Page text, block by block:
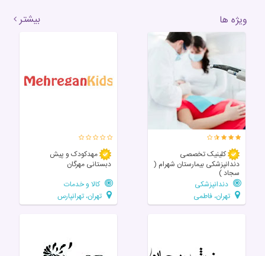
ویژه ها بیشتر
کلینیک تخصصی
دندانپزشکی بیمارستان شهرام (
سجاد )
دندانپزشکی
تهران، فاطمی
مهدکودک و پیش
دبستانی مهرگان
کالا و خدمات
تهران، تهرانپارس